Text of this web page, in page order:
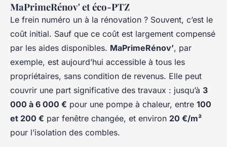
MaPrimeRénov' et éco-PTZ
Le frein numéro un à la rénovation ? Souvent, c’est le
coût initial. Sauf que ce coût est largement compensé
par les aides disponibles. MaPrimeRénov’, par
exemple, est aujourd’hui accessible à tous les
propriétaires, sans condition de revenus. Elle peut
couvrir une part significative des travaux : jusqu’à 3
000 à 6 000 € pour une pompe à chaleur, entre 100
et 200 € par fenêtre changée, et environ 20 €/m²
pour l’isolation des combles.